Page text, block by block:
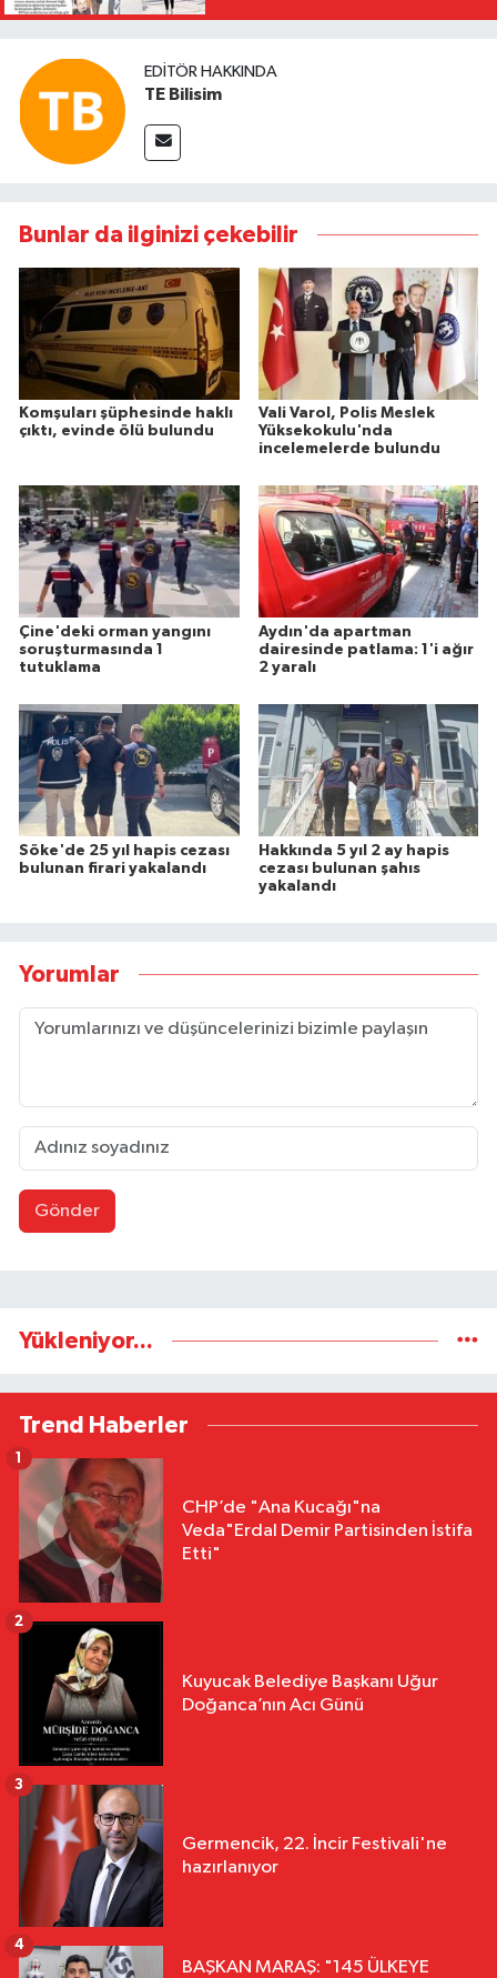
EDITÖR HAKKINDA
TE Bilisim
Bunlar da ilginizi çekebilir
Komşuları şüphesinde haklı
çıktı, evinde ölü bulundu
Vali Varol, Polis Meslek
Yüksekokulu'nda
incelemelerde bulundu
Çine'deki orman yangını
soruşturmasında 1
tutuklama
Aydın'da apartman
dairesinde patlama: 1'i ağır
2 yaralı
Söke'de 25 yıl hapis cezası
bulunan firari yakalandı
Hakkında 5 yıl 2 ay hapis
cezası bulunan şahıs
yakalandı
Yorumlar
Gönder
Yükleniyor...
Trend Haberler
CHP’de "Ana Kucağı"na
Veda"Erdal Demir Partisinden İstifa
Etti"
1
Kuyucak Belediye Başkanı Uğur
Doğanca’nın Acı Günü
2
Germencik, 22. İncir Festivali'ne
hazırlanıyor
3
BAŞKAN MARAŞ: "145 ÜLKEYE
4